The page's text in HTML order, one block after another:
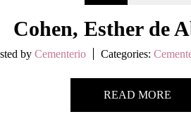
Cohen, Esther de
by Cementerio Categories:
READ MORE